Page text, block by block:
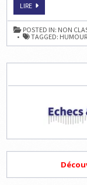
LIREKADHAFI
AUX
ÉCHECS
À
LA
TÉLÉVISION
POSTED IN: NON
TAGGED: